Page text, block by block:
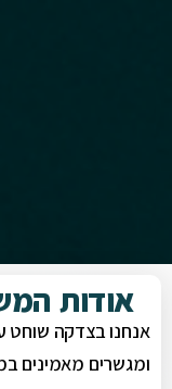
אודות
אנחנו בצדקה שוחט
ומגשרים מאמינים